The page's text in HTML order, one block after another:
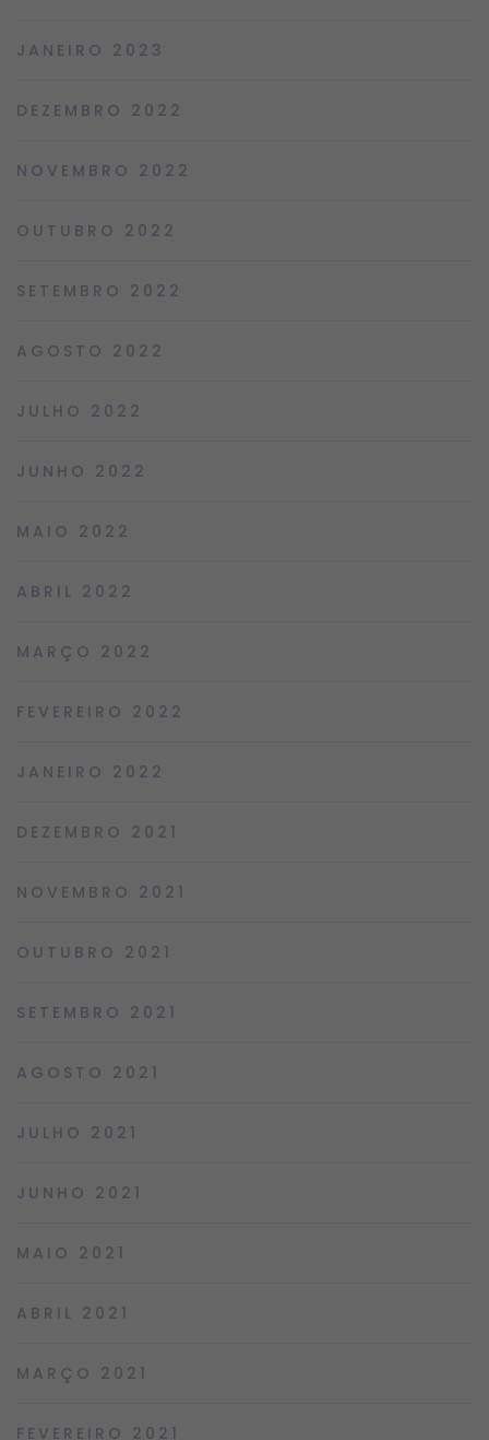
JANEIRO 2023
DEZEMBRO 2022
NOVEMBRO 2022
OUTUBRO 2022
SETEMBRO 2022
AGOSTO 2022
JULHO 2022
JUNHO 2022
MAIO 2022
ABRIL 2022
MARÇO 2022
FEVEREIRO 2022
JANEIRO 2022
DEZEMBRO 2021
NOVEMBRO 2021
OUTUBRO 2021
SETEMBRO 2021
AGOSTO 2021
JULHO 2021
JUNHO 2021
MAIO 2021
ABRIL 2021
MARÇO 2021
FEVEREIRO 2021